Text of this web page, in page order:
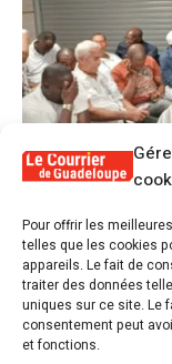
Pour offrir les
telles que les cookies
appareils. Le fait de
traiter des données
uniques sur ce site. Le
consentement peut
et fonctions.
1 Alex
une